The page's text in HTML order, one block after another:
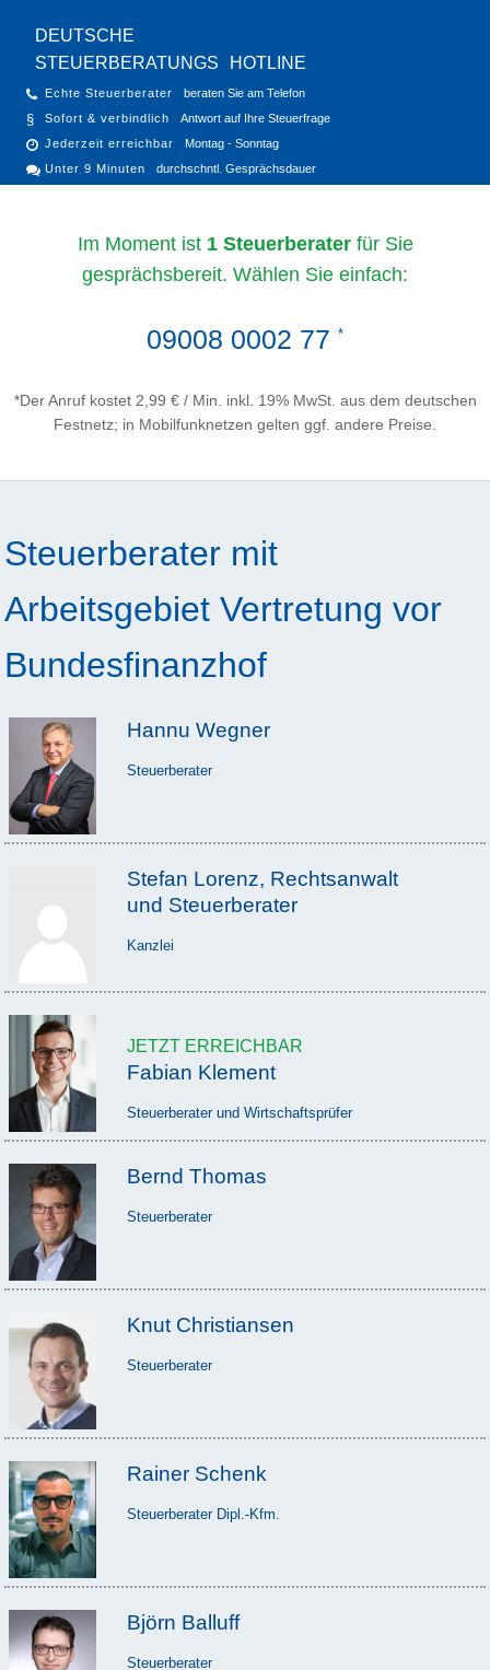
DEUTSCHE
STEUERBERATUNGS
HOTLINE
Echte Steuerberater
beraten Sie am Telefon
Sofort & verbindlich
Antwort auf Ihre Steuerfrage
Jederzeit erreichbar
Montag - Sonntag
Unter 9 Minuten
durchschntl. Gesprächsdauer
Im Moment ist 1 Steuerberaterfür Sie
gesprächsbereit. Wählen Sie einfach:
09008 0002 77 *
*Der Anruf kostet 2,99 € / Min. inkl. 19% MwSt. aus dem deutschen
Festnetz; in Mobilfunknetzen gelten ggf. andere Preise.
Steuerberater mit
Arbeitsgebiet Vertretung vor
Bundesfinanzhof
Hannu Wegner
Steuerberater
Stefan Lorenz, Rechtsanwalt
und Steuerberater
Kanzlei
JETZT ERREICHBAR
Fabian Klement
Steuerberater und Wirtschaftsprüfer
Bernd Thomas
Steuerberater
Knut Christiansen
Steuerberater
Rainer Schenk
Steuerberater Dipl.-Kfm.
Björn Balluff
Steuerberater